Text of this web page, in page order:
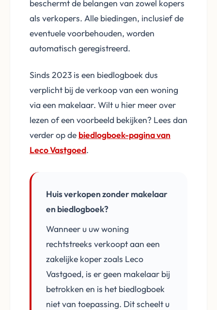
beschermt de belangen van zowel kopers
als verkopers. Alle biedingen, inclusief de
eventuele voorbehouden, worden
automatisch geregistreerd.
Sinds 2023 is een biedlogboek dus
verplicht bij de verkoop van een woning
via een makelaar. Wilt u hier meer over
lezen of een voorbeeld bekijken? Lees dan
verder op de biedlogboek-pagina van
Leco Vastgoed.
Huis verkopen zonder makelaar
en biedlogboek?
Wanneer u uw woning
rechtstreeks verkoopt aan een
zakelijke koper zoals Leco
Vastgoed, is er geen makelaar bij
betrokken en is het biedlogboek
niet van toepassing. Dit scheelt u